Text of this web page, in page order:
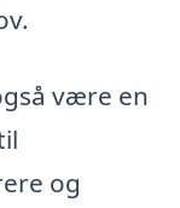
være en
og